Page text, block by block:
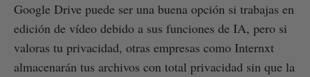
Google Drive puede ser una buena opción si trabajas en
edición de vídeo debido a sus funciones de IA, pero si
valoras tu privacidad, otras empresas como Internxt
almacenarán tus archivos con total privacidad sin que la